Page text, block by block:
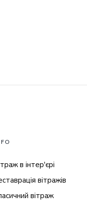
в інтер'єрі
вітражів
вітраж